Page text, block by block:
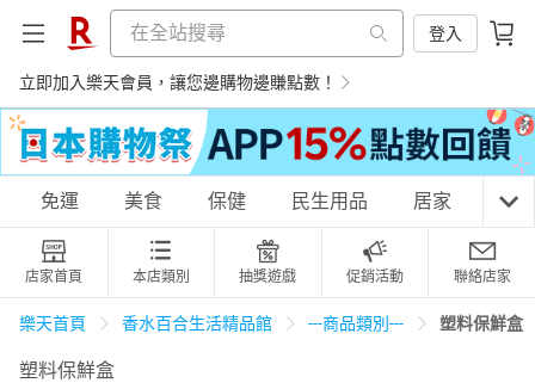
登入
立即加入樂天會員，讓您邊購物邊賺點數！
購物網分類
天天免運 美食蛋糕 養生保健 民生用品
免運 美食 保健 民生用品 居家 3C
店家首頁 本店類別 抽獎遊戲 促銷活動 聯絡店家
樂天首頁 香水百合生活精品館 ---商品類別--- 塑料保鮮盒
塑料保鮮盒